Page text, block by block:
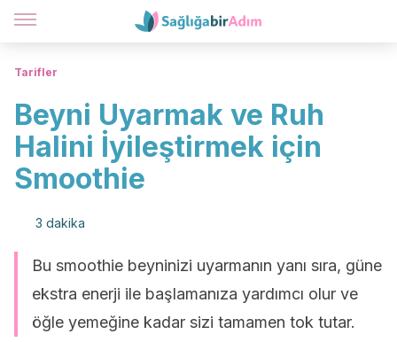
Tarifler
Beyni Uyarmak ve Ruh
Halini İyileştirmek için
Smoothie
3 dakika
Bu smoothie beyninizi uyarmanın yanı sıra, güne
ekstra enerji ile başlamanıza yardımcı olur ve
öğle yemeğine kadar sizi tamamen tok tutar.